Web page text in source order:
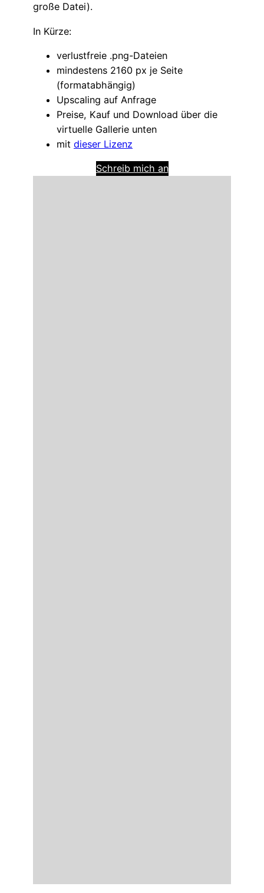
große Datei).
In Kürze:
verlustfreie .png-Dateien
mindestens 2160 px je Seite
(formatabhängig)
Upscaling auf Anfrage
Preise, Kauf und Download über die
virtuelle Gallerie unten
mit dieser Lizenz
Schreib mich an